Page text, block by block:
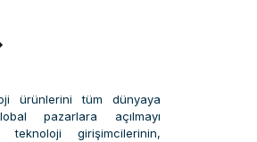
ürünlerini tüm dünyaya
pazarlara açılmayı
girişimcilerinin,